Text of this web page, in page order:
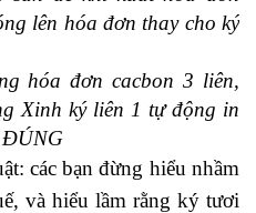
lên hóa đơn thay cho ký
hóa đơn cacbon 3 liên,
Xinh ký liên 1 tự động in
ĐÚNG
các bạn đừng hiểu nhầm
và hiểu lầm rằng ký tươi